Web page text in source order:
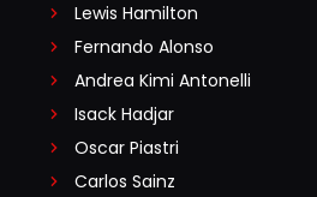
hoger....
Lewis Hamilton
Fernando Alonso
Andrea Kimi Antonelli
Isack Hadjar
Oscar Piastri
Carlos Sainz